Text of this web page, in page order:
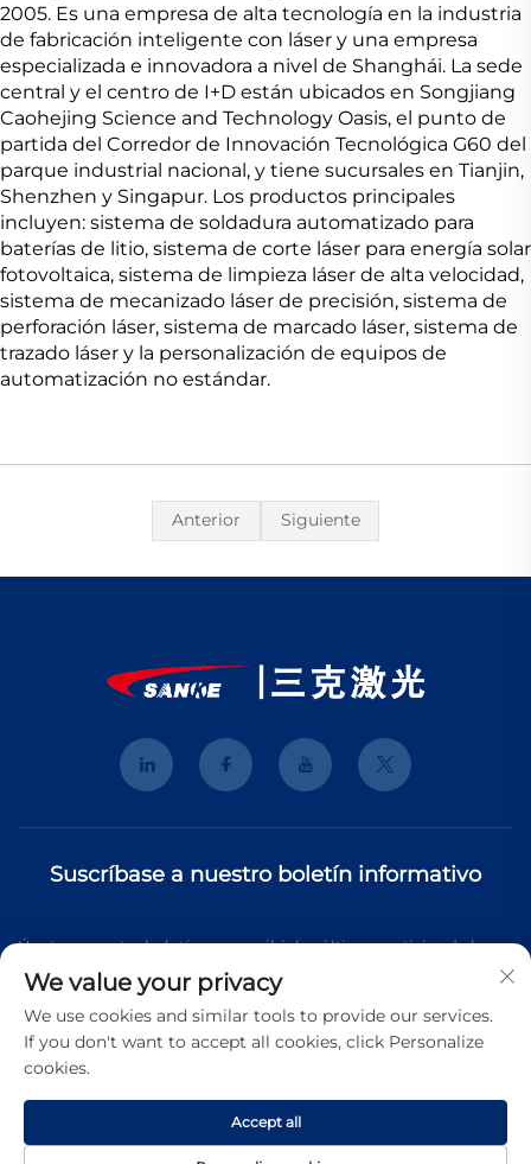
2005. Es una empresa de alta tecnología en la industria
de fabricación inteligente con láser y una empresa
especializada e innovadora a nivel de Shanghái. La sede
central y el centro de I+D están ubicados en Songjiang
Caohejing Science and Technology Oasis, el punto de
partida del Corredor de Innovación Tecnológica G60 del
parque industrial nacional, y tiene sucursales en Tianjin,
Shenzhen y Singapur. Los productos principales
incluyen: sistema de soldadura automatizado para
baterías de litio, sistema de corte láser para energía solar
fotovoltaica, sistema de limpieza láser de alta velocidad,
sistema de mecanizado láser de precisión, sistema de
perforación láser, sistema de marcado láser, sistema de
trazado láser y la personalización de equipos de
automatización no estándar.
Anterior Siguiente
Suscríbase a nuestro boletín informativo
Únete a nuestro boletín para recibir las últimas noticias de la
industria, actualizaciones y perspectivas de nuestro equipo.
Copyright © 2026 Shanghai 3K Laser Technology Co., Ltd. Todos
We value your privacy
We use cookies and similar tools to provide our services.
If you don't want to accept all cookies, click Personalize
cookies.
Accept all